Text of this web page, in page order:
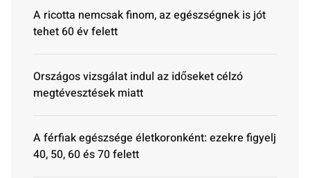
A ricotta nemcsak finom, az egészségnek is jót
tehet 60 év felett
Országos vizsgálat indul az időseket célzó
megtévesztések miatt
A férfiak egészsége életkoronként: ezekre figyelj
40, 50, 60 és 70 felett